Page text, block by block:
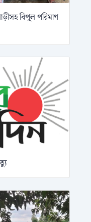
বিপুল পরিমাণ